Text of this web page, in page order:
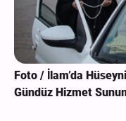
Foto / İlam’da
Gündüz Hizmet